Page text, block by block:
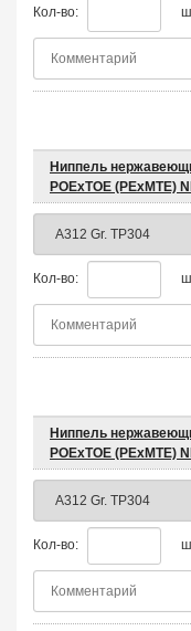
Кол-во:
Ниппель
POEхTOE (PEхMTE)
Кол-во:
Ниппель
POEхTOE (PEхMTE)
Кол-во: